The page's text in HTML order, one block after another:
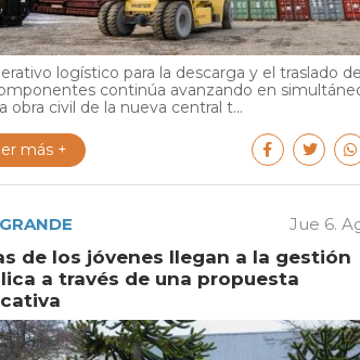
logístico para la descarga y el traslado de
continúa avanzando en
obra civil de la nueva central t...
más +
Jue 6.
de los jóvenes llegan a la gestión
a través de una propuesta